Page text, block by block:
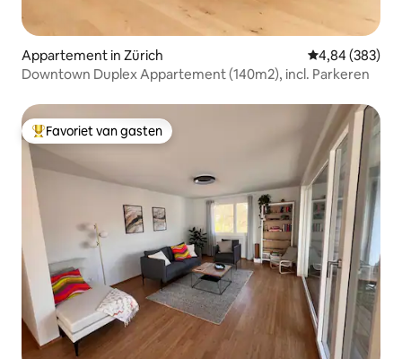
Appartement in Zürich Gemiddelde
4,84 (383)
Downtown Duplex Appartement (140m2), incl. Parkeren
Topfavoriet van gasten
Favoriet van gasten